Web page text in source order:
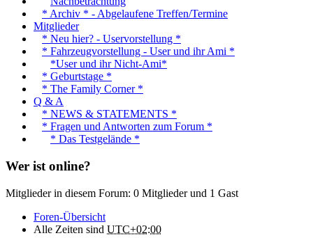
* Archiv * - Abgelaufene Treffen/Termine
Mitglieder
* Neu hier? - Uservorstellung *
* Fahrzeugvorstellung - User und ihr Ami *
*User und ihr Nicht-Ami*
* Geburtstage *
* The Family Corner *
Q & A
* NEWS & STATEMENTS *
* Fragen und Antworten zum Forum *
* Das Testgelände *
Wer ist online?
Mitglieder in diesem Forum: 0 Mitglieder und 1 Gast
Foren-Übersicht
Alle Zeiten sind UTC+02:00